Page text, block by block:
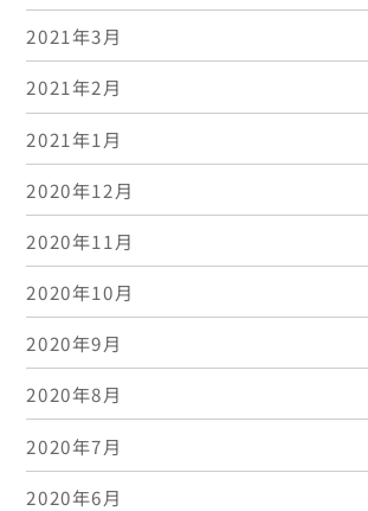
2021年3月
2021年2月
2021年1月
2020年12月
2020年11月
2020年10月
2020年9月
2020年8月
2020年7月
2020年6月